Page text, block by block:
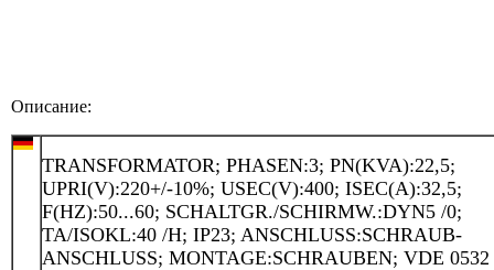
Описание:
TRANSFORMATOR; PHASEN:3; PN(KVA):22,5;
UPRI(V):220+/-10%; USEC(V):400; ISEC(A):32,5;
F(HZ):50...60; SCHALTGR./SCHIRMW.:DYN5 /0;
TA/ISOKL:40 /H; IP23; ANSCHLUSS:SCHRAUB-
ANSCHLUSS; MONTAGE:SCHRAUBEN; VDE 0532